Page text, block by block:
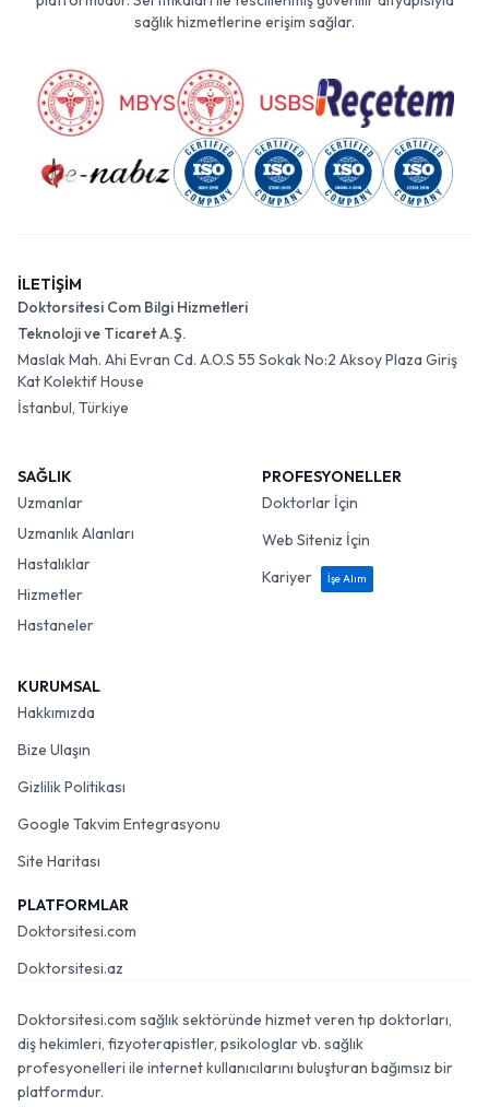
sağlık hizmetlerine erişim sağlar.
İLETİŞİM
Doktorsitesi Com Bilgi Hizmetleri
Teknoloji ve Ticaret A.Ş.
Maslak Mah. Ahi Evran Cd. A.O.S 55 Sokak No:2 Aksoy Plaza Giriş
Kat Kolektif House
İstanbul, Türkiye
SAĞLIK
Uzmanlar
Uzmanlık Alanları
Hastalıklar
Hizmetler
Hastaneler
PROFESYONELLER
Doktorlar İçin
Web Siteniz İçin
Kariyer
İşe Alım
KURUMSAL
Hakkımızda
Bize Ulaşın
Gizlilik Politikası
Google Takvim Entegrasyonu
Site Haritası
PLATFORMLAR
Doktorsitesi.com
Doktorsitesi.az
Doktorsitesi.com sağlık sektöründe hizmet veren tıp doktorları,
diş hekimleri, fizyoterapistler, psikologlar vb. sağlık
profesyonelleri ile internet kullanıcılarını buluşturan bağımsız bir
platformdur.